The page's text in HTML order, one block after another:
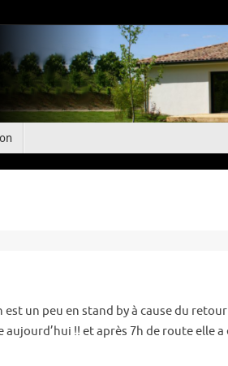
un peu en stand by à cause du
aujourd’hui !! et après 7h de route elle